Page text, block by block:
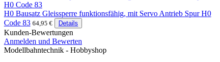
H0 Bausatz Gleissperre funktionsfähig, mit Servo Antrieb Spur H0
Code 83 64,95 € Details
Kunden-Bewertungen
Anmelden und Bewerten
Modellbahntechnik - Hobbyshop